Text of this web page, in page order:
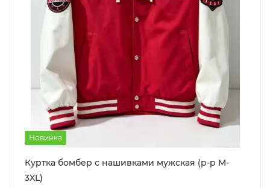
Новинка
Куртка бомбер с нашивками мужская (р-р M-
3XL)